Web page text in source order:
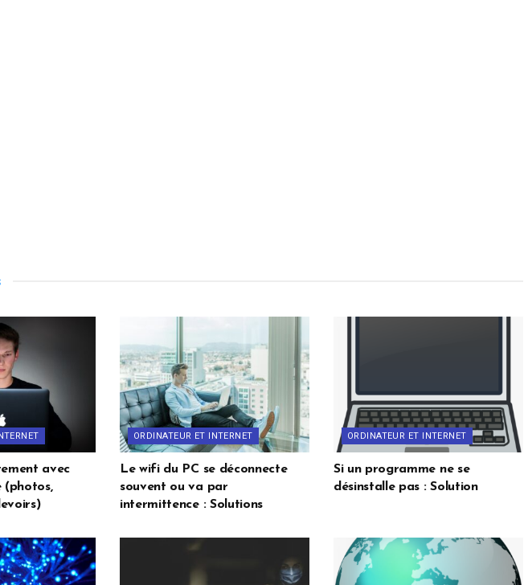
avec
(photos,
ORDINATEUR ET INTERNET
Le wifi du PC se déconnecte
souvent ou va par
intermittence : Solutions
ORDINATEUR ET INTERNET
Si un programme ne se
désinstalle pas : Solution